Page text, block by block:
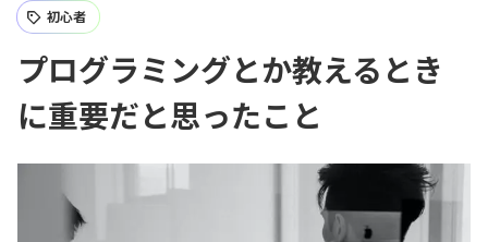
初心者
プログラミングとか教えるとき
に重要だと思ったこと